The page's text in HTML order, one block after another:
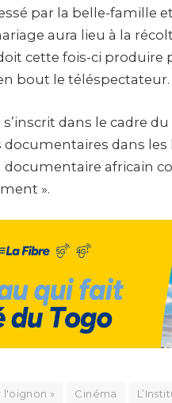
par la belle-famille
aura lieu à la
cette fois-ci produire
bout le téléspectateur.
dans le cadre
dans
documentaire africain
».
l'oignon » Cinéma